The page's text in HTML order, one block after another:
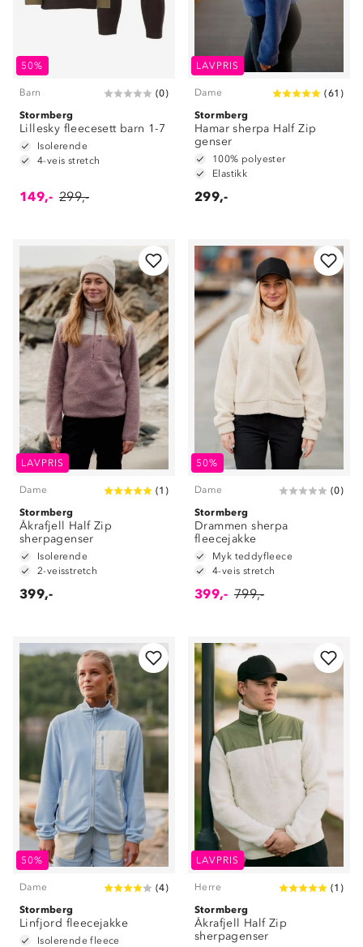
50%
Barn (0)
Stormberg
Lillesky fleecesett barn 1-7
Isolerende
4-veis stretch
149,- 299,-
LAVPRIS
Dame (61 )
Stormberg
Hamar sherpa Half Zip
genser
100% polyester
Elastikk
299,-
LAVPRIS
Dame (1 )
Stormberg
Åkrafjell Half Zip
sherpagenser
Isolerende
2-veisstretch
399,-
50%
Dame (0)
Stormberg
Drammen sherpa
fleecejakke
Myk teddyfleece
4-veis stretch
399,- 799,-
50%
Dame (4)
Stormberg
Linfjord fleecejakke
Isolerende fleece
LAVPRIS
Herre (1 )
Stormberg
Åkrafjell Half Zip
sherpagenser